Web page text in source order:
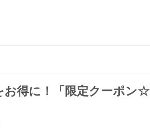
得に！「限定クーポン☆